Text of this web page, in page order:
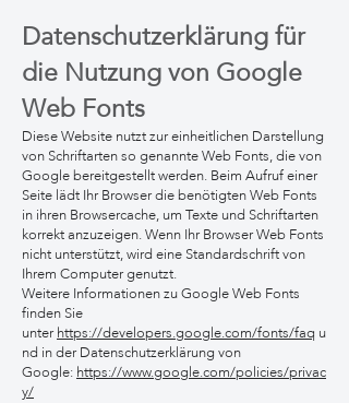
Datenschutzerklärung für
die Nutzung von Google
Web Fonts
Diese Website nutzt zur einheitlichen Darstellung
von Schriftarten so genannte Web Fonts, die von
Google bereitgestellt werden. Beim Aufruf einer
Seite lädt Ihr Browser die benötigten Web Fonts
in ihren Browsercache, um Texte und Schriftarten
korrekt anzuzeigen. Wenn Ihr Browser Web Fonts
nicht unterstützt, wird eine Standardschrift von
Ihrem Computer genutzt.
Weitere Informationen zu Google Web Fonts
finden Sie
unterhttps://developers.google.com/fonts/faq u
nd in der Datenschutzerklärung von
Google: https://www.google.com/policies/privac
y/